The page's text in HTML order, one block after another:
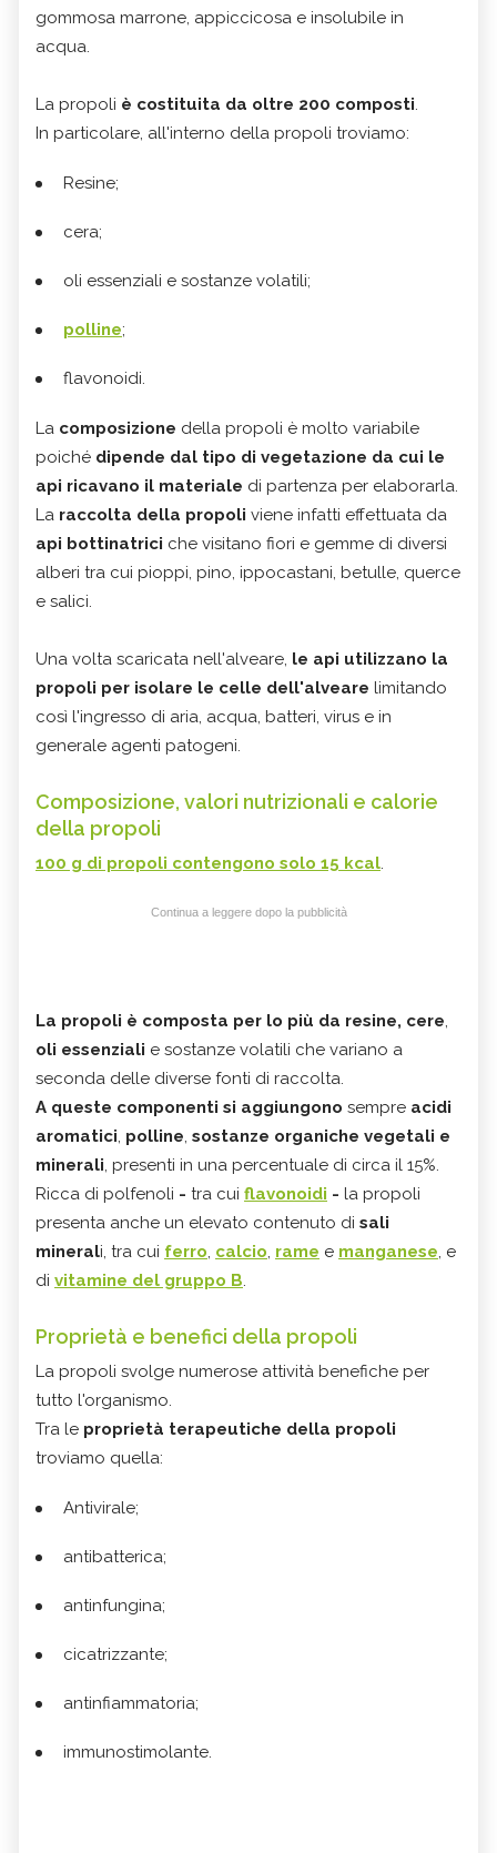
gommosa marrone, appiccicosa e insolubile in
acqua.
La propoli è costituita da oltre 200 composti.
In particolare, all'interno della propoli troviamo:
Resine;
cera;
oli essenziali e sostanze volatili;
polline;
flavonoidi.
La composizione della propoli è molto variabile
poiché dipende dal tipo di vegetazione da cui le
api ricavano il materiale di partenza per elaborarla.
La raccolta della propoli viene infatti effettuata da
api bottinatrici che visitano fiori e gemme di diversi
alberi tra cui pioppi, pino, ippocastani, betulle, querce
e salici.
Una volta scaricata nell'alveare, le api utilizzano la
propoli per isolare le celle dell'alveare limitando
così l'ingresso di aria, acqua, batteri, virus e in
generale agenti patogeni.
Composizione, valori nutrizionali e calorie
della propoli
100 g di propoli contengono solo 15 kcal.
Continua a leggere dopo la pubblicità
La propoli è composta per lo più da resine, cere,
oli essenziali e sostanze volatili che variano a
seconda delle diverse fonti di raccolta.
A queste componenti si aggiungono sempre acidi
aromatici, polline, sostanze organiche vegetali e
minerali, presenti in una percentuale di circa il 15%.
Ricca di polfenoli - tra cui flavonoidi - la propoli
presenta anche un elevato contenuto di sali
minerali, tra cui ferro, calcio, rame e manganese, e
di vitamine del gruppo B.
Proprietà e benefici della propoli
La propoli svolge numerose attività benefiche per
tutto l'organismo.
Tra le proprietà terapeutiche della propoli
troviamo quella:
Antivirale;
antibatterica;
antinfungina;
cicatrizzante;
antinfiammatoria;
immunostimolante.